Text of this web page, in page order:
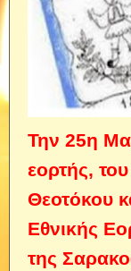
Την 25η
εορτής,
Θεοτόκου
Εθνικής
της